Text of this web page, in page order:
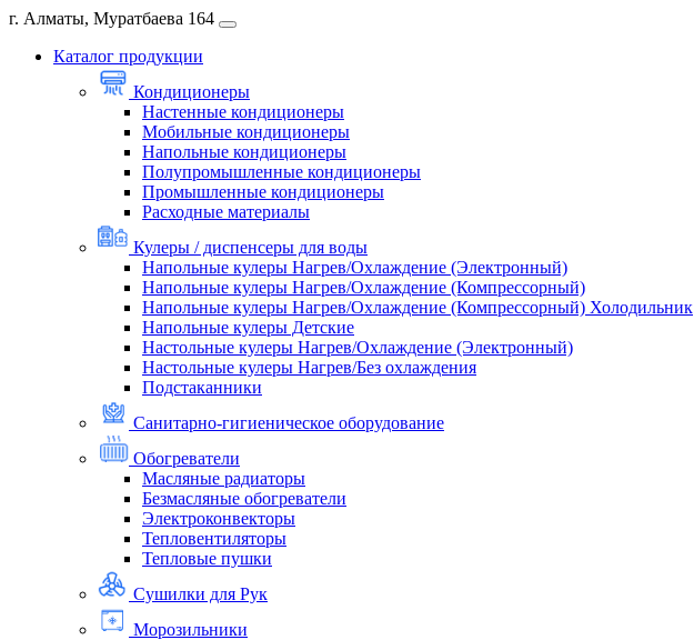
г. Алматы, Муратбаева 164
Каталог продукции
Кондиционеры
Настенные кондиционеры
Мобильные кондиционеры
Напольные кондиционеры
Полупромышленные кондиционеры
Промышленные кондиционеры
Расходные материалы
Кулеры / диспенсеры для воды
Напольные кулеры Нагрев/Охлаждение (Электронный)
Напольные кулеры Нагрев/Охлаждение (Компрессорный)
Напольные кулеры Нагрев/Охлаждение (Компрессорный) Холодильник
Напольные кулеры Детские
Настольные кулеры Нагрев/Охлаждение (Электронный)
Настольные кулеры Нагрев/Без охлаждения
Подстаканники
Санитарно-гигиеническое оборудование
Обогреватели
Масляные радиаторы
Безмасляные обогреватели
Электроконвекторы
Тепловентиляторы
Тепловые пушки
Сушилки для Рук
Морозильники